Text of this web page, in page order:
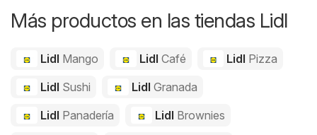
Más productos en las tiendas Lidl
Lidl Mango Lidl Café Lidl Pizza
Lidl Sushi Lidl Granada
Lidl Panadería Lidl Brownies